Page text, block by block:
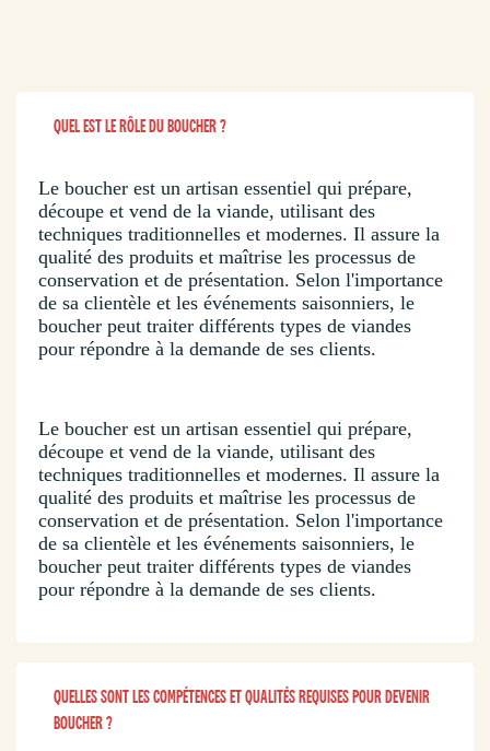
QUEL EST LE RÔLE DU BOUCHER ?
Le boucher est un artisan essentiel qui prépare,
découpe et vend de la viande, utilisant des
techniques traditionnelles et modernes. Il assure la
qualité des produits et maîtrise les processus de
conservation et de présentation. Selon l'importance
de sa clientèle et les événements saisonniers, le
boucher peut traiter différents types de viandes
pour répondre à la demande de ses clients.
Le boucher est un artisan essentiel qui prépare,
découpe et vend de la viande, utilisant des
techniques traditionnelles et modernes. Il assure la
qualité des produits et maîtrise les processus de
conservation et de présentation. Selon l'importance
de sa clientèle et les événements saisonniers, le
boucher peut traiter différents types de viandes
pour répondre à la demande de ses clients.
QUELLES SONT LES COMPÉTENCES ET QUALITÉS REQUISES POUR DEVENIR
BOUCHER ?